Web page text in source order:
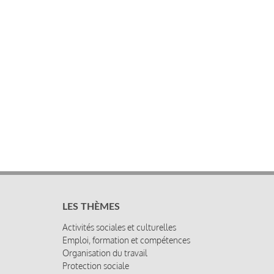
LES THÈMES
Activités sociales et culturelles
Emploi, formation et compétences
Organisation du travail
Protection sociale